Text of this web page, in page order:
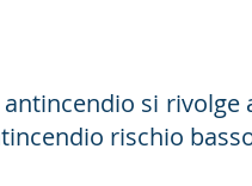
si
rischio